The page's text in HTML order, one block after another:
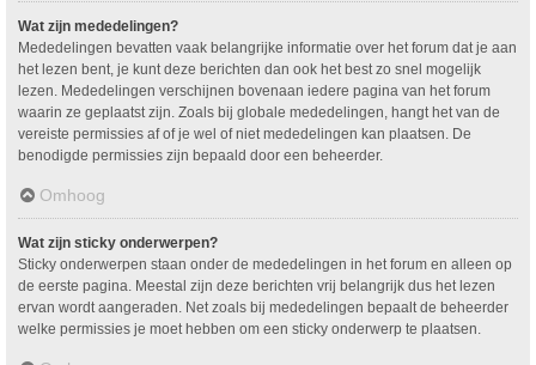
Wat zijn mededelingen?
Mededelingen bevatten vaak belangrijke informatie over het forum dat je aan
het lezen bent, je kunt deze berichten dan ook het best zo snel mogelijk
lezen. Mededelingen verschijnen bovenaan iedere pagina van het forum
waarin ze geplaatst zijn. Zoals bij globale mededelingen, hangt het van de
vereiste permissies af of je wel of niet mededelingen kan plaatsen. De
benodigde permissies zijn bepaald door een beheerder.
Omhoog
Wat zijn sticky onderwerpen?
Sticky onderwerpen staan onder de mededelingen in het forum en alleen op
de eerste pagina. Meestal zijn deze berichten vrij belangrijk dus het lezen
ervan wordt aangeraden. Net zoals bij mededelingen bepaalt de beheerder
welke permissies je moet hebben om een sticky onderwerp te plaatsen.